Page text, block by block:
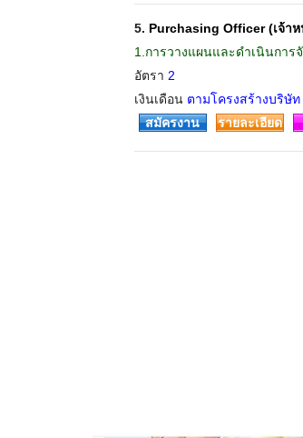
5. Purchasing Officer (เจ้า
1.การวางแผนและดำเนินกา
อัตรา 2
เงินเดือน ตามโครงสร้างบริษัท
สมัครงาน รายละเอียด